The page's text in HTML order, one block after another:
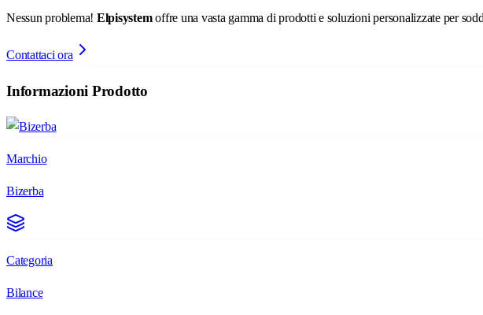
Nessun problema! Elpisystemoffre una vasta gamma di prodotti e soluzioni personalizzate per
Contattaci ora
Informazioni Prodotto
Marchio
Bizerba
Categoria
Bilance